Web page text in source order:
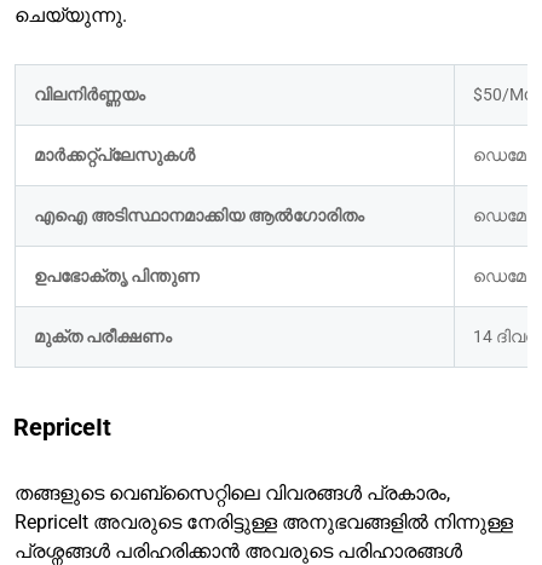
ചെയ്യുന്നു.
വിലനിർണ്ണയം $50/
മാർക്കറ്റ്പ്ലേസുകൾ ഡെമോ
എഐ അടിസ്ഥാനമാക്കിയ ആൽഗോരിതം ഡെമോ
ഉപഭോക്തൃ പിന്തുണ ഡെമോ
മുക്ത പരീക്ഷണം 14
RepriceIt
തങ്ങളുടെ വെബ്സൈറ്റിലെ വിവരങ്ങൾ പ്രകാരം,
RepriceIt അവരുടെ നേരിട്ടുള്ള അനുഭവങ്ങളിൽ നിന്നുള്ള
പ്രശ്നങ്ങൾ പരിഹരിക്കാൻ അവരുടെ പരിഹാരങ്ങൾ